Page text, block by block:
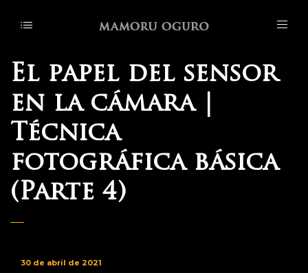
El papel del sensor
en la cámara |
Técnica
fotográfica básica
(Parte 4)
30 de abril de 2021